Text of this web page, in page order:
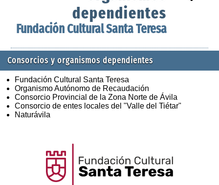
dependientes
Fundación Cultural Santa Teresa
Consorcios y organismos dependientes
Fundación Cultural Santa Teresa
Organismo Autónomo de Recaudación
Consorcio Provincial de la Zona Norte de Ávila
Consorcio de entes locales del "Valle del Tiétar"
Naturávila